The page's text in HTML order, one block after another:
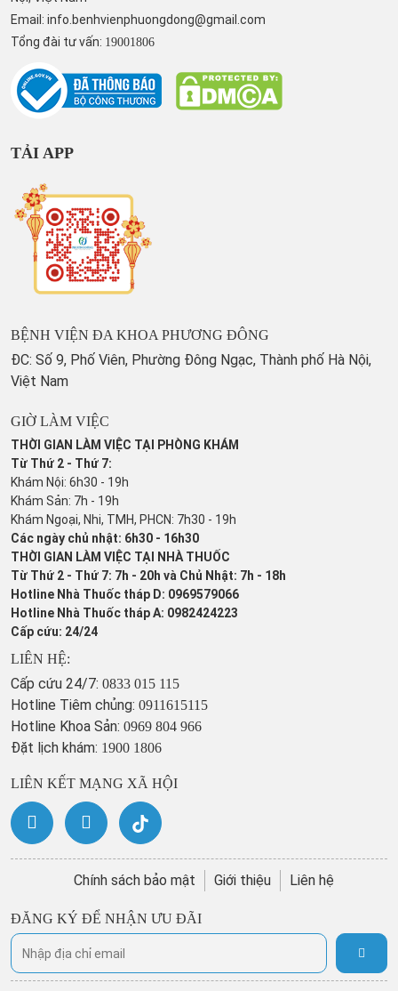
Email: info.benhvienphuongdong@gmail.com
Tổng đài tư vấn: 19001806
TẢI APP
BỆNH VIỆN ĐA KHOA PHƯƠNG ĐÔNG
ĐC: Số 9, Phố Viên, Phường Đông Ngạc, Thành phố Hà Nội,
Việt Nam
GIỜ LÀM VIỆC
THỜI GIAN LÀM VIỆC TẠI PHÒNG KHÁM
Từ Thứ 2 - Thứ 7:
Khám Nội: 6h30 - 19h
Khám Sản: 7h - 19h
Khám Ngoại, Nhi, TMH, PHCN: 7h30 - 19h
Các ngày chủ nhật: 6h30 - 16h30
THỜI GIAN LÀM VIỆC TẠI NHÀ THUỐC
Từ Thứ 2 - Thứ 7: 7h - 20h và Chủ Nhật: 7h - 18h
Hotline Nhà Thuốc tháp D: 0969579066
Hotline Nhà Thuốc tháp A: 0982424223
Cấp cứu: 24/24
LIÊN HỆ:
Cấp cứu 24/7: 0833 015 115
Hotline Tiêm chủng: 0911615115
Hotline Khoa Sản: 0969 804 966
Đặt lịch khám: 1900 1806
LIÊN KẾT MẠNG XÃ HỘI
Chính sách bảo mật Giới thiệu Liên hệ
ĐĂNG KÝ ĐỂ NHẬN ƯU ĐÃI